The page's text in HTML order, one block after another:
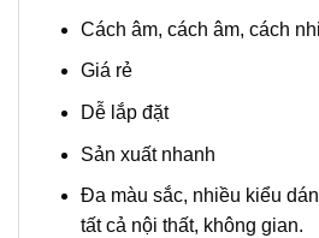
Cách âm, cách âm, cách
Giá rẻ
Dễ lắp đặt
Sản xuất nhanh
Đa màu sắc, nhiều kiểu
tất cả nội thất, không gian.